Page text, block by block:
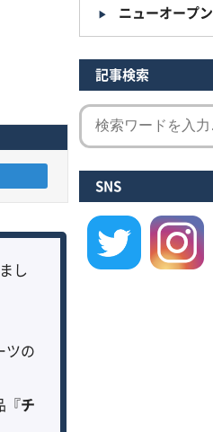
し
ツの
『チ
ニューオープン
記事検索
SNS